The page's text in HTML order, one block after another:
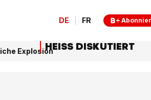
DE FR
ExplosionHEISS DISKUTIERT